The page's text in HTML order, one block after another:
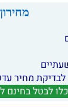
מחירון
מחיר
לבטל בחינם